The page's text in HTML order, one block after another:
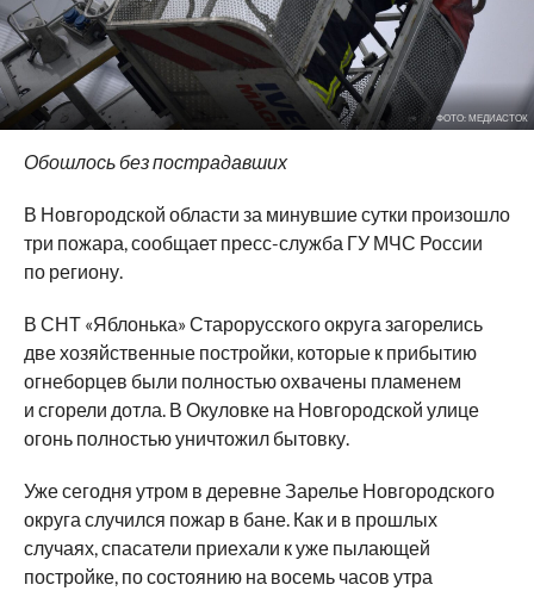
ФОТО: МЕДИАСТОК
Обошлось без пострадавших
В Новгородской области за минувшие сутки произошло
три пожара, сообщает пресс-служба ГУ МЧС России
по региону.
В СНТ «Яблонька» Старорусского округа загорелись
две хозяйственные постройки, которые к прибытию
огнеборцев были полностью охвачены пламенем
и сгорели дотла. В Окуловке на Новгородской улице
огонь полностью уничтожил бытовку.
Уже сегодня утром в деревне Зарелье Новгородского
округа случился пожар в бане. Как и в прошлых
случаях, спасатели приехали к уже пылающей
постройке, по состоянию на восемь часов утра